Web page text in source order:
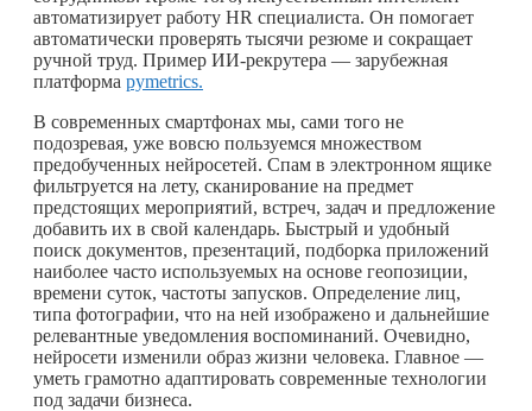
автоматизирует работу HR специалиста. Он помогает
автоматически проверять тысячи резюме и сокращает
ручной труд. Пример ИИ-рекрутера — зарубежная
платформа pymetrics.
В современных смартфонах мы, сами того не
подозревая, уже вовсю пользуемся множеством
предобученных нейросетей. Спам в электронном ящике
фильтруется на лету, сканирование на предмет
предстоящих мероприятий, встреч, задач и предложение
добавить их в свой календарь. Быстрый и удобный
поиск документов, презентаций, подборка приложений
наиболее часто используемых на основе геопозиции,
времени суток, частоты запусков. Определение лиц,
типа фотографии, что на ней изображено и дальнейшие
релевантные уведомления воспоминаний. Очевидно,
нейросети изменили образ жизни человека. Главное —
уметь грамотно адаптировать современные технологии
под задачи бизнеса.